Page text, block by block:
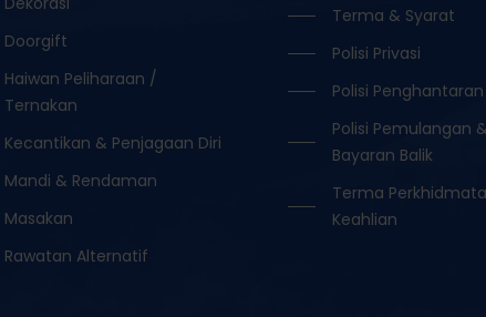
Doorgift
Haiwan Peliharaan /
Ternakan
Kecantikan & Penjagaan Diri
Mandi & Rendaman
Masakan
Rawatan Alternatif
Terma & Syarat
Polisi Privasi
Polisi Penghantaran
Polisi Pemulangan
Bayaran Balik
Terma
Keahlian